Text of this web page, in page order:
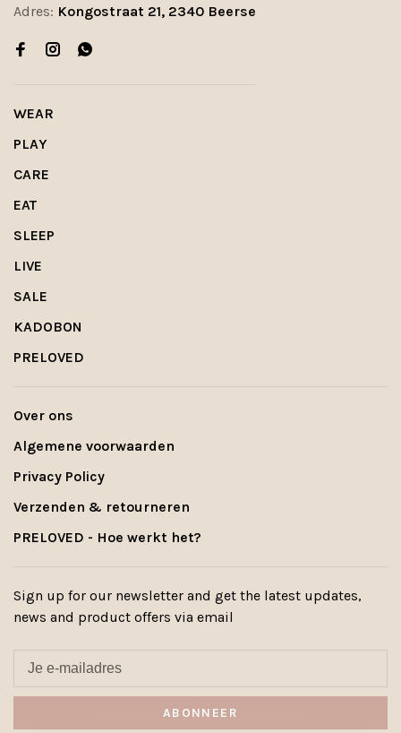
Adres: Kongostraat 21, 2340 Beerse
WEAR
PLAY
CARE
EAT
SLEEP
LIVE
SALE
KADOBON
PRELOVED
Over ons
Algemene voorwaarden
Privacy Policy
Verzenden & retourneren
PRELOVED - Hoe werkt het?
Sign up for our newsletter and get the latest updates,
news and product offers via email
ABONNEER